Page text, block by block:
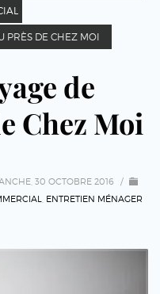
PRÈS DE CHEZ MOI
de
Chez Moi
30 OCTOBRE 2016
/
ENTRETIEN MÉNAGER